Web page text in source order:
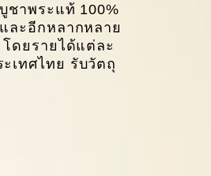
ชาพระแท้ 100%
ละอีกหลากหลาย
ดยรายได้แต่ละ
เทศไทย รับวัตถุ